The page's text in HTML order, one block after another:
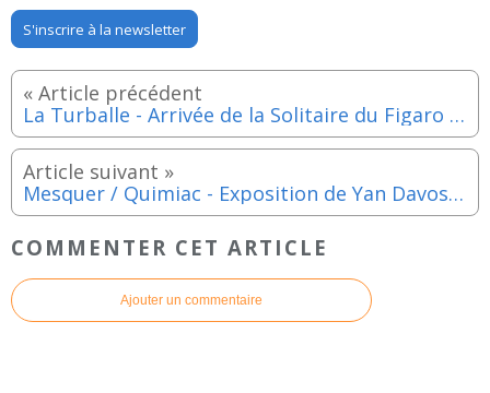
S'inscrire à la newsletter
La Turballe - Arrivée de la Solitaire du Figaro jusqu'au dimanche 15 septembre 2024
Mesquer / Quimiac - Exposition de Yan Davos à la Poissonnerie du vendredi 19 juillet au jeudi 1er août 2024
COMMENTER CET ARTICLE
Ajouter un commentaire